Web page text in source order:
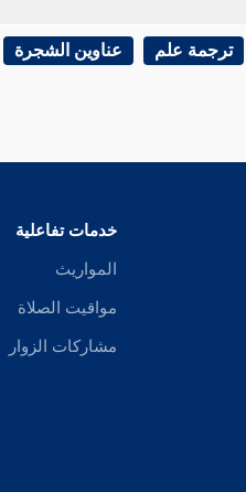
ترجمة علم عناوين الشجرة
خدمات تفاعلية
المواريث
مواقيت الصلاة
مشاركات الزوار